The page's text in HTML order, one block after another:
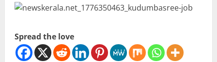
Spread the love